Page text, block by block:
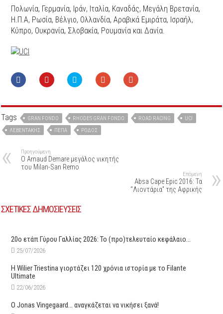
Πολωνία, Γερμανία, Ιράν, Ιταλία, Καναδάς, Μεγάλη Βρετανία,
Η.Π.Α, Ρωσία, Βέλγιο, Ολλανδία, Αραβικά Εμιράτα, Ισραήλ,
Κύπρο, Ουκρανία, Σλοβακία, Ρουμανία και Δανία.
Tags GRAN FONDO RHODES GRAN FONDO ROAD RACING
UCI
ΛΕΒΕΝΤΆΚΗΣ
ΠΕΠΑ ΡΌΔΟΣ
Προηγούμενη
O Arnaud Demare μεγάλος νικητής
του Milan-San Remo
Επόμενη
Absa Cape Epic 2016: Τα
“Λιοντάρια” της Αφρικής
ΣΧΕΤΙΚΕΣ ΔΗΜΟΣΙΕΥΣΕΙΣ
20ο ετάπ Γύρου Γαλλίας 2026: Το (προ)τελευταίο κεφάλαιο…
25/07/2026
H Wilier Triestina γιορτάζει 120 χρόνια ιστορία με το Filante
Ultimate
22/06/2026
O Jonas Vingegaard… αναγκάζεται να νικήσει ξανά!